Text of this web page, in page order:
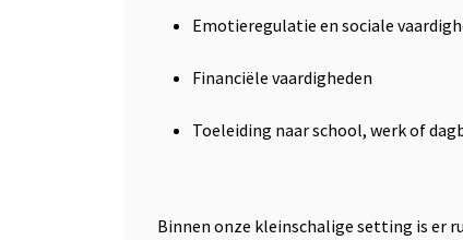
Emotieregulatie en sociale
Financiële vaardigheden
Toeleiding naar school, werk of
Binnen onze kleinschalige setting is er